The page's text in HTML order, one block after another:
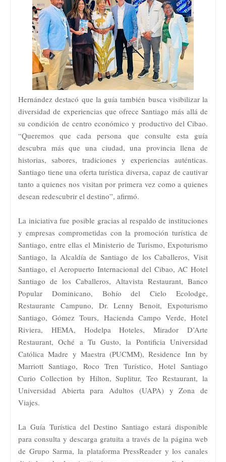
Hernández destacó que la guía también busca visibilizar la
diversidad de experiencias que ofrece Santiago más allá de
su condición de centro económico y productivo del Cibao.
“Queremos que cada persona que consulte esta guía
descubra más que una ciudad, una provincia llena de
historias, sabores, tradiciones y experiencias auténticas.
Santiago tiene una oferta turística diversa, capaz de cautivar
tanto a quienes nos visitan por primera vez como a quienes
desean redescubrir el destino”, afirmó.
La iniciativa fue posible gracias al respaldo de instituciones
y empresas comprometidas con la promoción turística de
Santiago, entre ellas el Ministerio de Turismo, Expoturismo
Santiago, la Alcaldía de Santiago de los Caballeros, Visit
Santiago, el Aeropuerto Internacional del Cibao, AC Hotel
Santiago de los Caballeros, Altavista Restaurant, Banco
Popular Dominicano, Bohío del Cielo Ecolodge,
Restaurante Campuno, Dr. Lenny Benoit, Expoturismo
Santiago, Gómez Tours, Hacienda Campo Verde, Hotel
Riviera, HEMA, Hodelpa Hoteles, Mirador D’Arte
Restaurant, Oché a Tu Gusto, la Pontificia Universidad
Católica Madre y Maestra (PUCMM), Residence Inn by
Marriott Santiago, Roco Tren Turístico, Hotel Santiago
Curio Collection by Hilton, Suplitur, Teo Restaurant, la
Universidad Abierta para Adultos (UAPA) y Zona de
Viajes.
La Guía Turística del Destino Santiago estará disponible
para consulta y descarga gratuita a través de la página web
de Grupo Sarma, la plataforma PressReader y los canales